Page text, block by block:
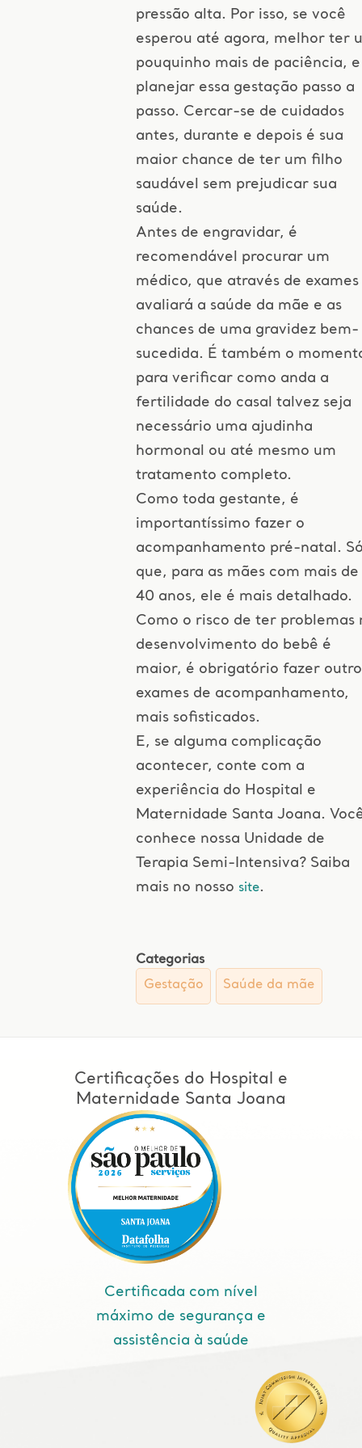
pressão alta. Por isso, se você
esperou até agora, melhor ter
pouquinho mais de paciência, e
planejar essa gestação passo a
passo. Cercar-se de cuidados
antes, durante e depois é sua
maior chance de ter um filho
saudável sem prejudicar sua
saúde.
Antes de engravidar, é
recomendável procurar um
médico, que através de exames
avaliará a saúde da mãe e as
chances de uma gravidez bem-
sucedida. É também o
para verificar como anda a
fertilidade do casal talvez seja
necessário uma ajudinha
hormonal ou até mesmo um
tratamento completo.
Como toda gestante, é
importantíssimo fazer o
acompanhamento pré-natal.
que, para as mães com mais de
40 anos, ele é mais detalhado.
Como o risco de ter problemas
desenvolvimento do bebê é
maior, é obrigatório fazer
exames de acompanhamento,
mais sofisticados.
E, se alguma complicação
acontecer, conte com a
experiência do Hospital e
Maternidade Santa Joana.
conhece nossa Unidade de
Terapia Semi-Intensiva? Saiba
mais no nosso site.
Categorias
Gestação
Saúde da mãe
Certificações do Hospital e
Maternidade Santa Joana
Certificada com nível
máximo de segurança e
assistência à saúde